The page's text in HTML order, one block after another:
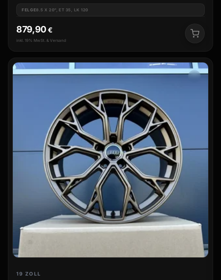
FELGE8.5 X 20", ET 35, LK 120
879,90€
inkl. 19% MwSt. & Versand
19 ZOLL